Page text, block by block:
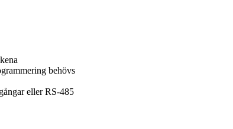
behövs
eller RS-485